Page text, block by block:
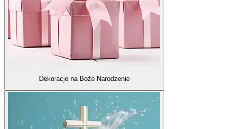
Dekoracje na Boże Narodzenie